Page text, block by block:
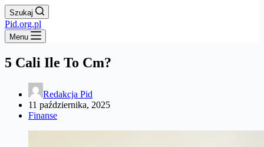
Szukaj
Pid.org.pl
Menu
5 Cali Ile To Cm?
Redakcja Pid
11 października, 2025
Finanse